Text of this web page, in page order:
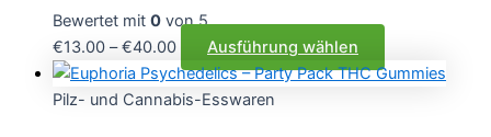
Bewertet mit 0 von 5
€13.00 –€40.00Preisspanne:
€13.00
bis
Ausführung wählen
Produkt
Pilz- und Cannabis-Esswaren